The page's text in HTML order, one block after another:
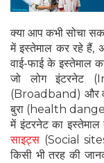
क्या आप कभी सोचा
में इस्तेमाल कर रहे हैं,
वाई-फाई के इस्तेमाल
जो लोग इंटरनेट
(Broadband) और
बुरा (health
में इंटरनेट का इस्तेमाल
साइट्स (Social
किसी भी तरह की